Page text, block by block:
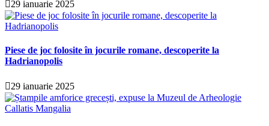
29 ianuarie 2025
Piese de joc folosite în jocurile romane, descoperite la
Hadrianopolis
29 ianuarie 2025